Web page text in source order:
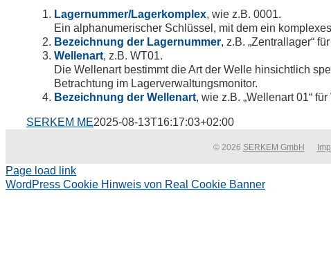
Lagernummer/Lagerkomplex, wie z.B. 0001.
Ein alphanumerischer Schlüssel, mit dem ein
Bezeichnung der Lagernummer, z.B. „Zentrallager“
Wellenart, z.B. WT01.
Die Wellenart bestimmt die Art der Welle hinsichtlich
Betrachtung im Lagerverwaltungsmonitor.
Bezeichnung der Wellenart, wie z.B. „Wellenart 01“ für
SERKEM ME2025-08-13T16:17:03+02:00
© 2026 SERKEM GmbH
Page load link
WordPress Cookie Hinweis von Real Cookie Banner